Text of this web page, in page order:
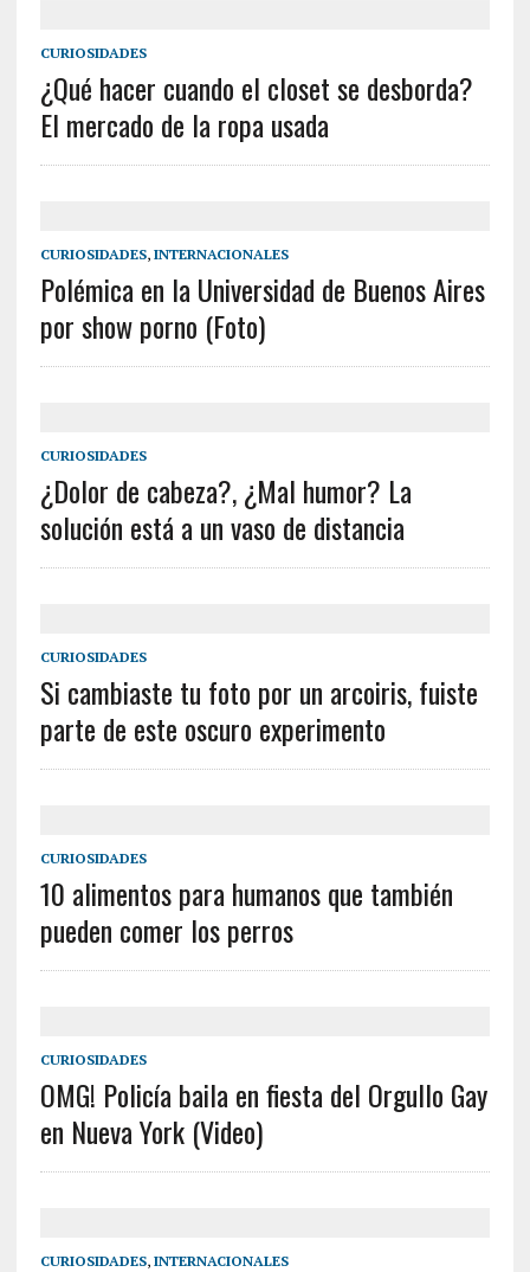
CURIOSIDADES
¿Qué hacer cuando el closet se desborda?
El mercado de la ropa usada
CURIOSIDADES, INTERNACIONALES
Polémica en la Universidad de Buenos Aires
por show porno (Foto)
CURIOSIDADES
¿Dolor de cabeza?, ¿Mal humor? La
solución está a un vaso de distancia
CURIOSIDADES
Si cambiaste tu foto por un arcoiris, fuiste
parte de este oscuro experimento
CURIOSIDADES
10 alimentos para humanos que también
pueden comer los perros
CURIOSIDADES
OMG! Policía baila en fiesta del Orgullo Gay
en Nueva York (Video)
CURIOSIDADES, INTERNACIONALES